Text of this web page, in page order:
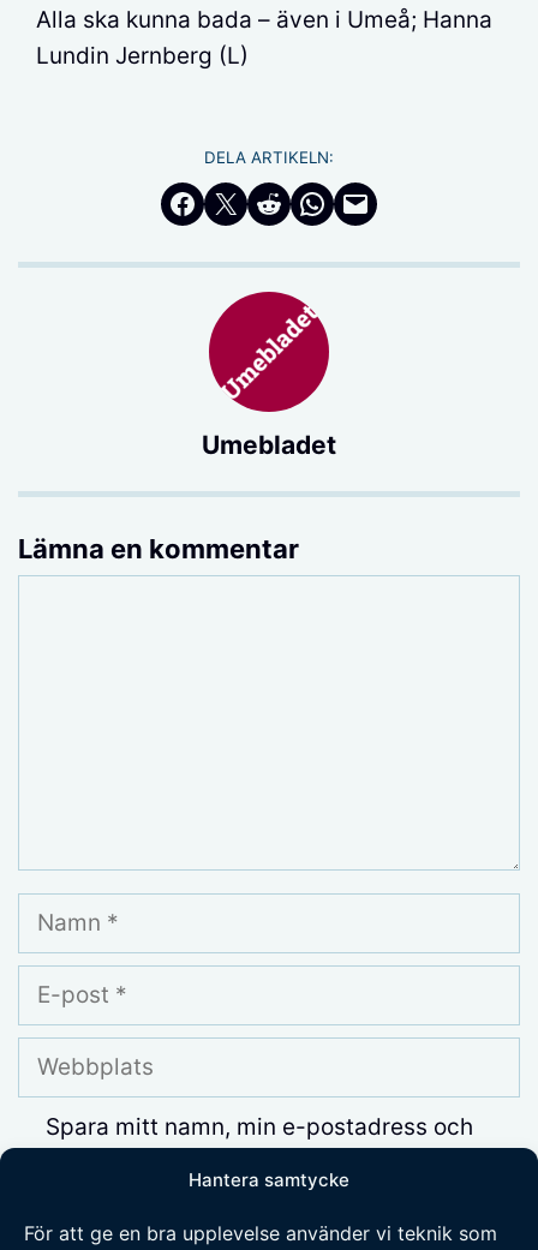
Hantera samtycke
För att ge en bra upplevelse använder vi teknik som
Alla ska kunna bada – även i Umeå; Hanna
Lundin Jernberg (L)
DELA ARTIKELN:
Dela på Facebook
Dela på Twitter
Dela på RedditDela i WhatsApp
Maila en länk
Umebladet
Lämna en kommentar
Namn
E-
post
Webbplats
Spara mitt namn, min e-postadress och
gång jag skriver en kommentar.